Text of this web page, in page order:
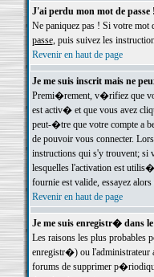
J'ai perdu mon mot de passe !
Ne paniquez pas ! Si votre
passe, puis suivez les
Revenir en haut de page
Je me suis inscrit mais ne
Premi�rement, v�rifiez que
est activ� et que vous avez
peut-�tre que votre compte a
de pouvoir vous connecter.
instructions qui s'y trouvent; si
lesquelles l'activation est
fournie est valide, essayez
Revenir en haut de page
Je me suis enregistr� dans
Les raisons les plus
enregistr�) ou l'administrateur
forums de supprimer